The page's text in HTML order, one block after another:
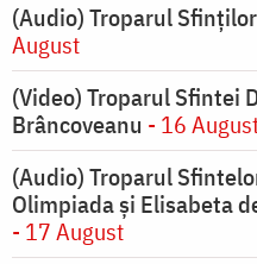
(Audio) Troparul
August
(Video) Troparul Sfintei
Brâncoveanu - 16
(Audio) Troparul
Olimpiada și Elisabeta
- 17 August